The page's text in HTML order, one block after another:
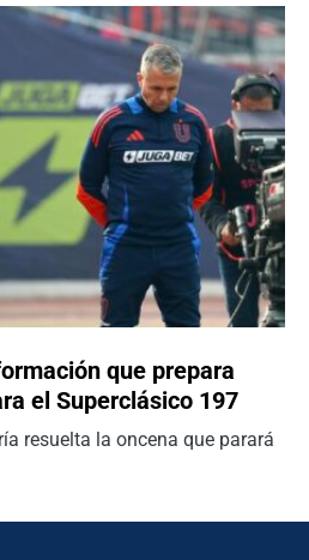
que prepara
el Superclásico 197
resuelta la oncena que parará